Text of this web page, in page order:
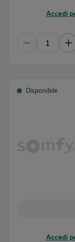
Accedi
Disponibile
Accedi